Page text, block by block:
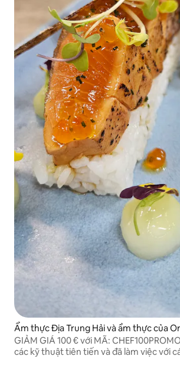
Ẩm thực Địa Trung Hải và ẩm thực của
GIẢM GIÁ 100 € với MÃ: CHEF100PROMO Tôi chuyên
các kỹ thuật tiên tiến và đã làm việc với